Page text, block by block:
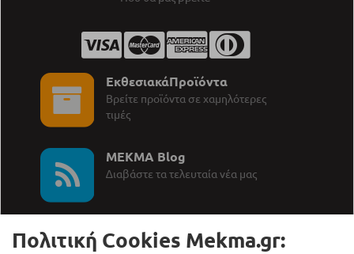
ΕκθεσιακάΠροϊόντα
Βρείτε προϊόντα σε χαμηλότερες
τιμές
MEKMA Blog
∆ιαβάστε τα τελευταία νέα μας
Πολιτική Cookies Mekma.gr: